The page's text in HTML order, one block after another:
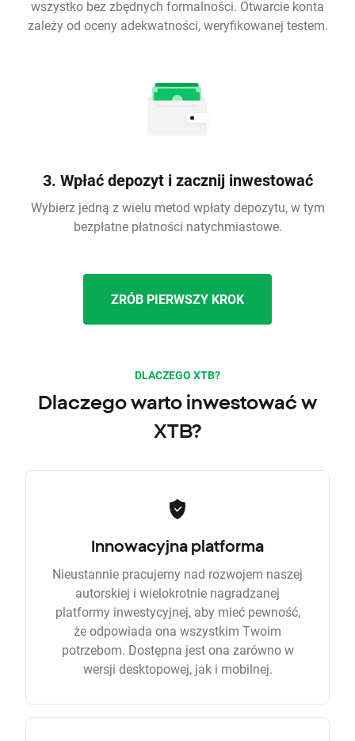
wszystko bez zbędnych formalności. Otwarcie konta
zależy od oceny adekwatności, weryfikowanej testem.
3. Wpłać depozyt i zacznij inwestować
Wybierz jedną z wielu metod wpłaty depozytu, w tym
bezpłatne płatności natychmiastowe.
ZRÓB PIERWSZY KROK
DLACZEGO XTB?
Dlaczego warto inwestować w
XTB?
Innowacyjna platforma
Nieustannie pracujemy nad rozwojem naszej
autorskiej i wielokrotnie nagradzanej
platformy inwestycyjnej, aby mieć pewność,
że odpowiada ona wszystkim Twoim
potrzebom. Dostępna jest ona zarówno w
wersji desktopowej, jak i mobilnej.